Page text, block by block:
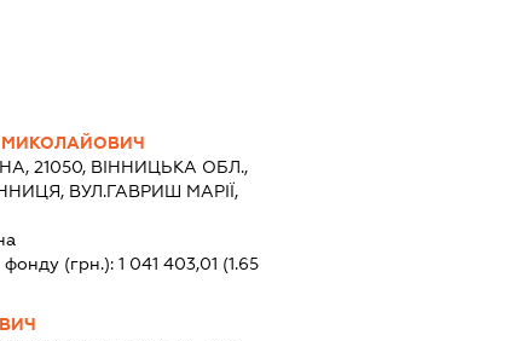
21050, ВІННИЦЬКА ОБЛ.,
ВУЛ.ГАВРИШ МАРІЇ,
фонду (грн.):1 041 403,01 (1.65